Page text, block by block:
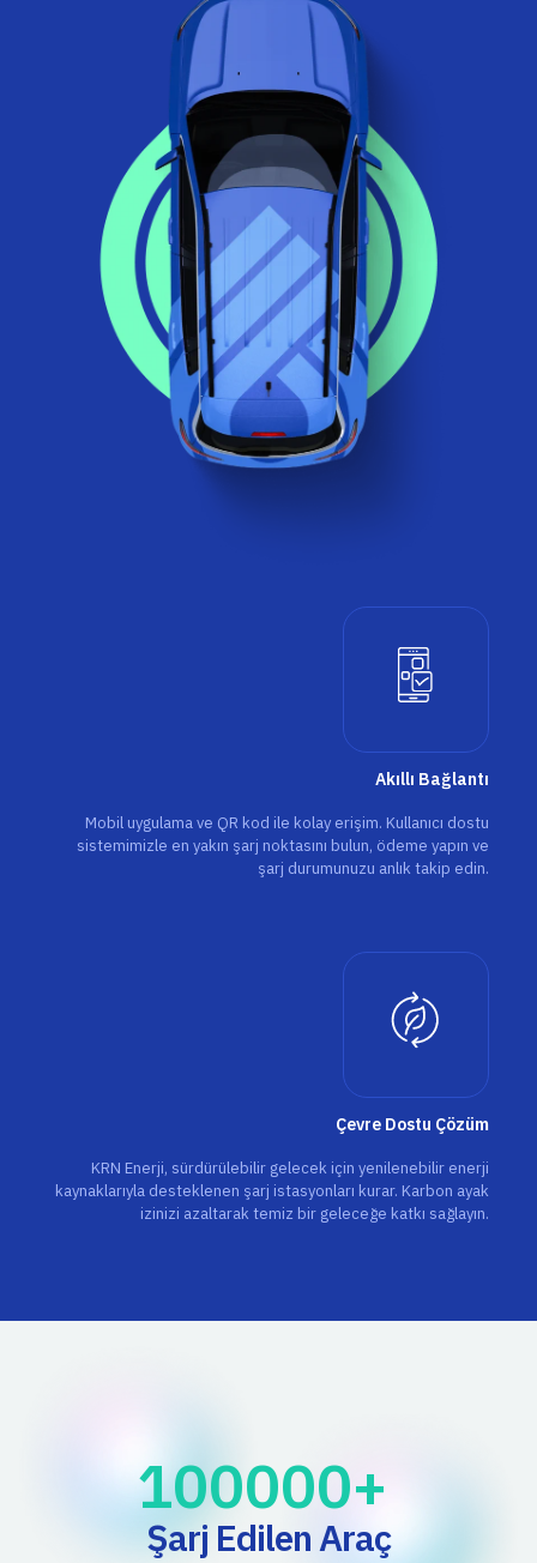
Akıllı Bağlantı
Mobil uygulama ve QR kod ile kolay erişim. Kullanıcı dostu
sistemimizle en yakın şarj noktasını bulun, ödeme yapın ve
şarj durumunuzu anlık takip edin.
Çevre Dostu Çözüm
KRN Enerji, sürdürülebilir gelecek için yenilenebilir enerji
kaynaklarıyla desteklenen şarj istasyonları kurar. Karbon ayak
izinizi azaltarak temiz bir geleceğe katkı sağlayın.
100000+
Şarj Edilen Araç